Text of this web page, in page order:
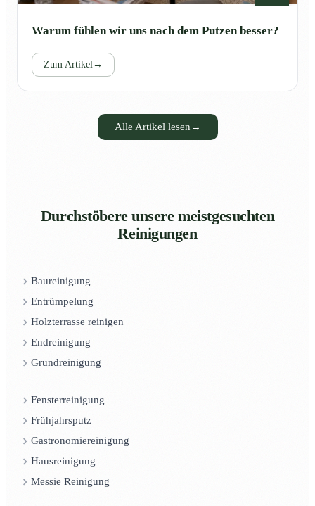
Warum fühlen wir uns nach dem Putzen besser?
Zum Artikel→
Alle Artikel lesen →
Durchstöbere unsere meistgesuchten
Reinigungen
Baureinigung
Entrümpelung
Holzterrasse reinigen
Endreinigung
Grundreinigung
Fensterreinigung
Frühjahrsputz
Gastronomiereinigung
Hausreinigung
Messie Reinigung